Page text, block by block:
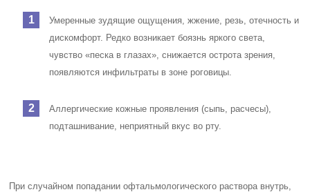
Умеренные зудящие ощущения, жжение, резь, отечность и
дискомфорт. Редко возникает боязнь яркого света,
чувство «песка в глазах», снижается острота зрения,
появляются инфильтраты в зоне роговицы.
Аллергические кожные проявления (сыпь, расчесы),
подташнивание, неприятный вкус во рту.
При случайном попадании офтальмологического раствора внутрь,